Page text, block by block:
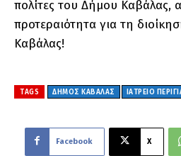
πολίτες του Δήμου Καβάλας,
προτεραιότητα για τη
Καβάλας!
TAGS ΔΗΜΟΣ ΚΑΒΑΛΑΣ ΙΑΤΡΕΙΟ
Facebook X